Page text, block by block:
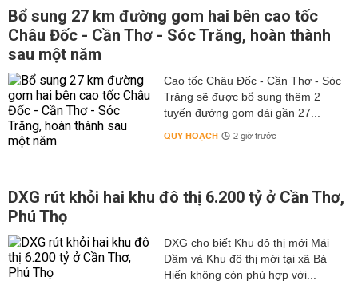
Bổ sung 27 km đường gom hai bên cao tốc
Châu Đốc - Cần Thơ - Sóc Trăng, hoàn thành
sau một năm
Cao tốc Châu Đốc - Cần Thơ - Sóc
Trăng sẽ được bổ sung thêm 2
tuyến đường gom dài gần 27...
QUY HOẠCH 2 giờ trước
DXG rút khỏi hai khu đô thị 6.200 tỷ ở Cần Thơ,
Phú Thọ
DXG cho biết Khu đô thị mới Mái
Dầm và Khu đô thị mới tại xã Bá
Hiến không còn phù hợp với...